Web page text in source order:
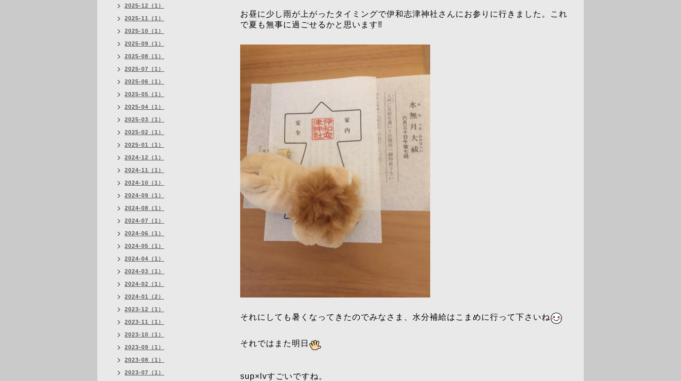
お昼に少し雨が上がったタイミングで伊和志津神社さんにお参りに行きました。これ
で夏も無事に過ごせるかと思います‼️
それにしても暑くなってきたのでみなさま、水分補給はこまめに行って下さいね
それではまた明日
sup×lvすごいですね。
2025-12（1）
2025-11（1）
2025-10（1）
2025-09（1）
2025-08（1）
2025-07（1）
2025-06（1）
2025-05（1）
2025-04（1）
2025-03（1）
2025-02（1）
2025-01（1）
2024-12（1）
2024-11（1）
2024-10（1）
2024-09（1）
2024-08（1）
2024-07（1）
2024-06（1）
2024-05（1）
2024-04（1）
2024-03（1）
2024-02（1）
2024-01（2）
2023-12（1）
2023-11（1）
2023-10（1）
2023-09（1）
2023-08（1）
2023-07（1）